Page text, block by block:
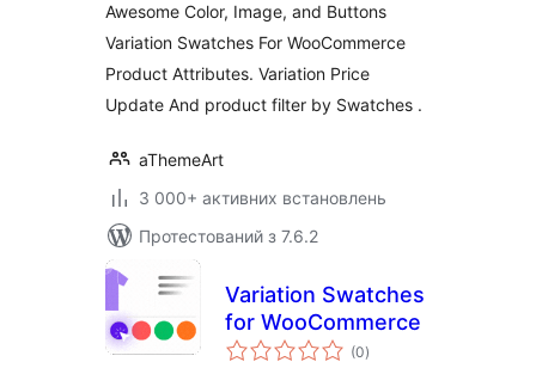
Awesome Color, Image, and Buttons
Variation Swatches For WooCommerce
Product Attributes. Variation Price
Update And product filter by Swatches .
aThemeArt
3 000+ активних встановлень
Протестований з 7.6.2
Variation Swatches
for WooCommerce
(0загальний
рейтинг
)